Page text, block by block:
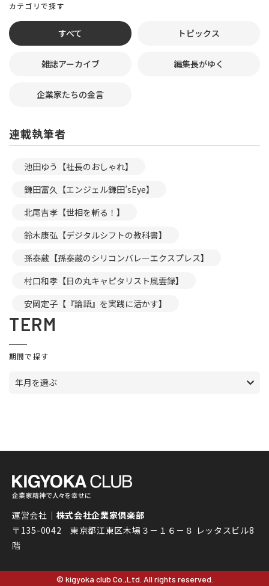
カテゴリで探す
すべて トピックス
雑誌アーカイブ 編集長がゆく
企業家たちの金言
連載執筆者
池田ゆう【社長のおしゃれ】
鎌田富久【エンジェル鎌田’sEye】
北尾吉孝【世相を斬る！】
鈴木康弘【デジタルシフトの教科書】
孫泰蔵【孫泰蔵のシリコンバレーエクスプレス】
村口和孝【日の丸キャピタリスト風雲録】
安岡定子【『論語』を実践に活かす】
TERM
期間で探す
年月を選ぶ
運営会社｜ 株式会社企業家倶楽部
〒135-0042 東京都江東区木場３－１６－８ レッタスビル8
階
© kigyoka club Co.,Ltd. All rights reserved.